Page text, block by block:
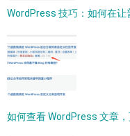
WordPress 技巧：如何在
如何查看 WordPress 文章